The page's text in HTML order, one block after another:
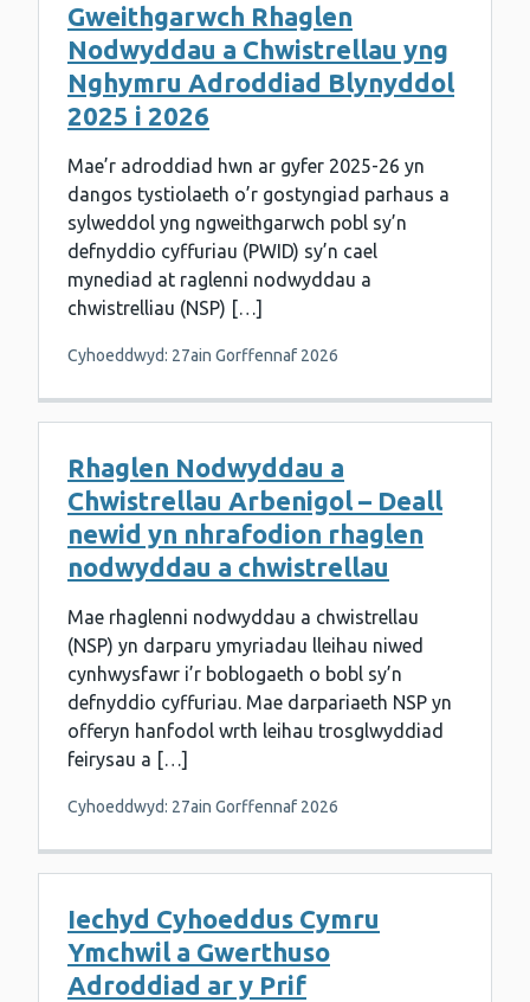
Gweithgarwch Rhaglen
Nodwyddau a Chwistrellau yng
Nghymru Adroddiad Blynyddol
2025 i 2026
Mae’r adroddiad hwn ar gyfer 2025-26 yn
dangos tystiolaeth o’r gostyngiad parhaus a
sylweddol yng ngweithgarwch pobl sy’n
defnyddio cyffuriau (PWID) sy’n cael
mynediad at raglenni nodwyddau a
chwistrelliau (NSP) […]
Cyhoeddwyd: 27ain Gorffennaf 2026
Rhaglen Nodwyddau a
Chwistrellau Arbenigol – Deall
newid yn nhrafodion rhaglen
nodwyddau a chwistrellau
Mae rhaglenni nodwyddau a chwistrellau
(NSP) yn darparu ymyriadau lleihau niwed
cynhwysfawr i’r boblogaeth o bobl sy’n
defnyddio cyffuriau. Mae darpariaeth NSP yn
offeryn hanfodol wrth leihau trosglwyddiad
feirysau a […]
Cyhoeddwyd: 27ain Gorffennaf 2026
Iechyd Cyhoeddus Cymru
Ymchwil a Gwerthuso
Adroddiad ar y Prif